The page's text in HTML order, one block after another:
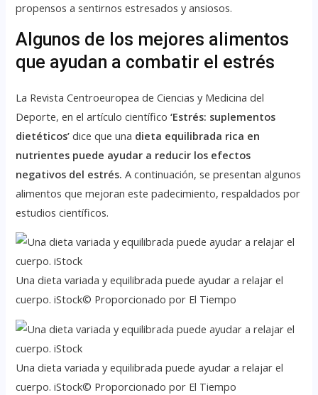
propensos a sentirnos estresados y ansiosos.
Algunos de los mejores alimentos
que ayudan a combatir el estrés
La Revista Centroeuropea de Ciencias y Medicina del
Deporte, en el artículo científico‘Estrés: suplementos
dietéticos’dice que una dieta equilibrada rica en
nutrientes puede ayudar a reducir los efectos
negativos del estrés. A continuación, se presentan algunos
alimentos que mejoran este padecimiento, respaldados por
estudios científicos.
Una dieta variada y equilibrada puede ayudar a relajar el
cuerpo. iStock© Proporcionado por El Tiempo
Una dieta variada y equilibrada puede ayudar a relajar el
cuerpo. iStock© Proporcionado por El Tiempo